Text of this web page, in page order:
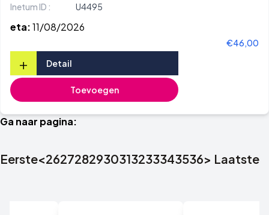
Inetum ID :
U4495
eta:11/08/2026
€46,00
+ Detail
Toevoegen
Ga naar pagina:
Eerste<2627282930313233343536> Laatste